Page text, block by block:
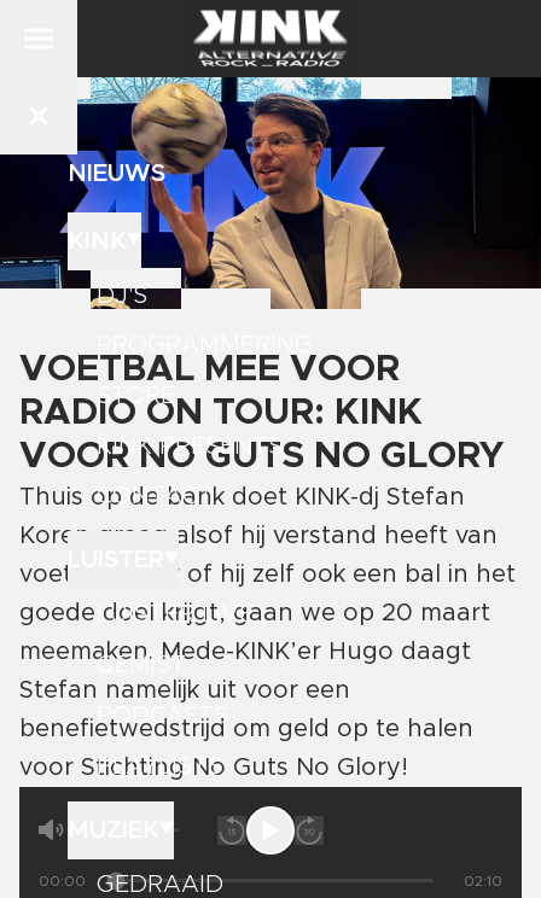
NIEUWS
DJ'S
STORE
KINK PRESENTS
CONTACT
LUISTER LIVE
GEMIST
PODCASTS
PLAYLISTS
GEDRAAID
VOETBAL MEE VOOR
RADIO ON TOUR: KINK
VOOR NO GUTS NO GLORY
Thuis op de bank doet KINK-dj Stefan
Koren graag alsof hij verstand heeft van
voetbal. Maar of hij zelf ook een bal in het
goede doel krijgt, gaan we op 20 maart
meemaken. Mede-KINK’er Hugo daagt
Stefan namelijk uit voor een
benefietwedstrijd om geld op te halen
voor Stichting No Guts No Glory!
00:00 02:10